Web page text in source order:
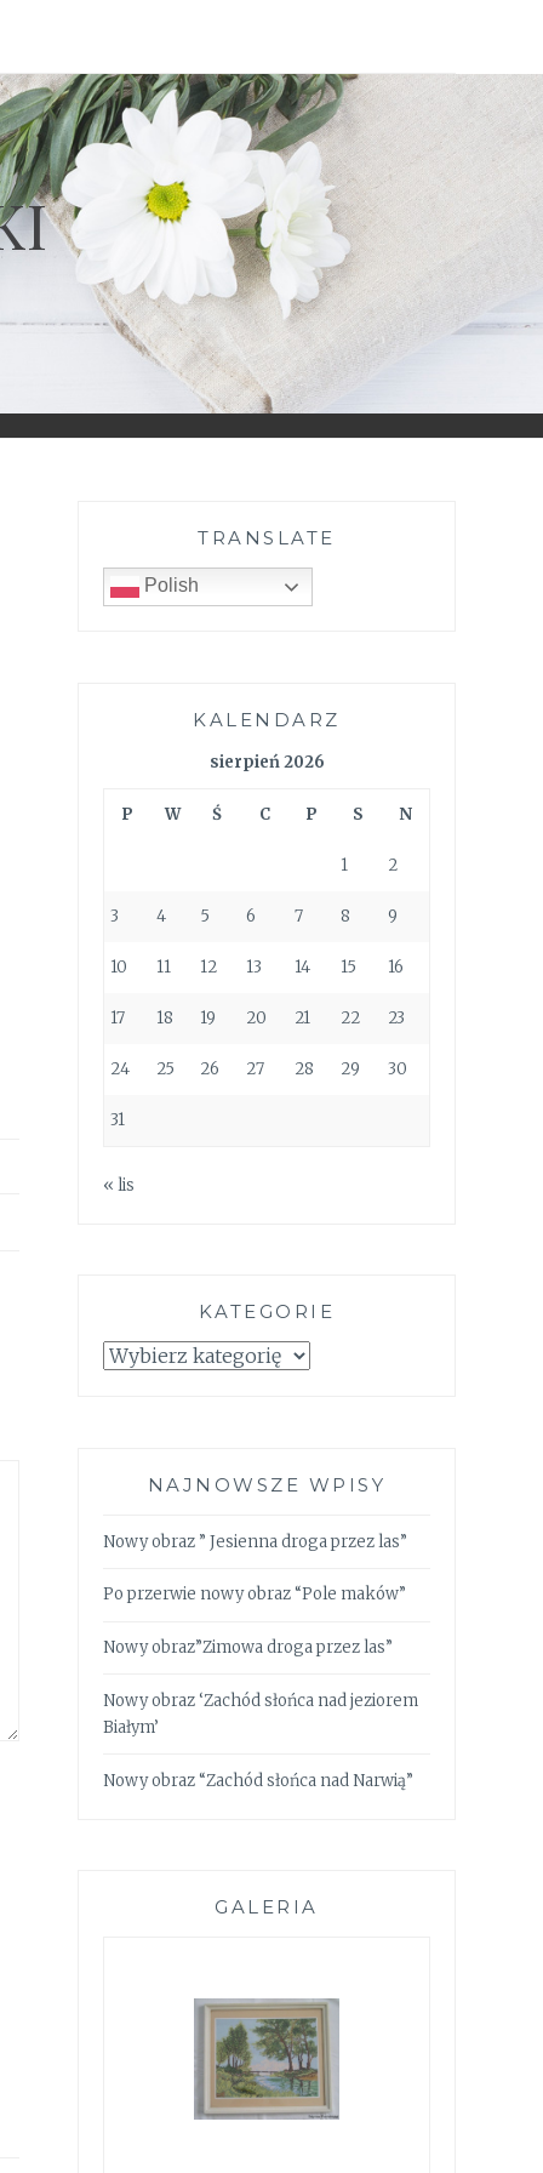
TRANSLATE
Polish
KALENDARZ
sierpień 2026
P W Ś C P S N
1 2
3 4 5 6 7 8 9
10 11 12 13 14 15 16
17 18 19 20 21 22 23
24 25 26 27 28 29 30
31
« lis
KATEGORIE
Kategorie
NAJNOWSZE WPISY
Nowy obraz ” Jesienna droga przez las”
Po przerwie nowy obraz “Pole maków”
Nowy obraz”Zimowa droga przez las”
Nowy obraz ‘Zachód słońca nad jeziorem
Białym’
Nowy obraz “Zachód słońca nad Narwią”
GALERIA